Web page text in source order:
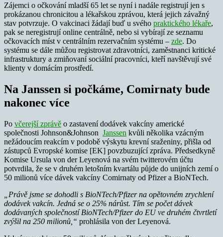
Zájemci o očkování mladší 65 let se nyní i nadále registrují jen s
prokázanou chronicitou a lékařskou zprávou, která jejich závažný
stav potvrzuje. O vakcinaci žádají buď u svého praktického lékaře,
pak se neregistrují online centrálně, nebo si vybírají ze seznamu
očkovacích míst v centrálním rezervačním systému – zde. Do
systému se dále můžou registrovat zdravotníci, zaměstnanci kritické
infrastruktury a zmiňovaní sociální pracovníci, kteří navštěvují své
klienty v domácím prostředí.
Na Janssen si počkáme, Comirnaty bude
nakonec více
Po včerejší zprávě o zastavení dodávek vakcíny americké
společnosti Johnson&Johnson Janssen kvůli několika vzácným
nežádoucím reakcím v podobě výskytu krevní sraženiny, přišla od
zástupců Evropské komise [EK] povzbuzující zpráva. Předsedkyně
Komise Ursula von der Leyenová na svém twitterovém účtu
potvrdila, že se v druhém letošním kvartálu půjde do unijních zemí o
50 milionů více dávek vakcíny Comirnaty od Pfizer a BioNTech.
„Právě jsme se dohodli s BioNTech/Pfizer na opětovném zrychlení
dodávek vakcín. Jedná se o 25% nárůst. Tím se počet dávek
dodávaných společností BioNTech/Pfizer do EU ve druhém čtvrtletí
zvýšil na 250 milionů,“ prohlásila von der Leyenová.